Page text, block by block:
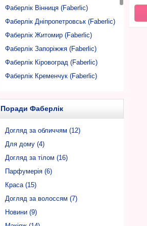
Фаберлік Вінниця (Faberlic)
Фаберлік Дніпропетровськ (Faberlic)
Фаберлік Житомир (Faberlic)
Фаберлік Запоріжжя (Faberlic)
Фаберлік Кіровоград (Faberlic)
Фаберлік Кременчук (Faberlic)
Фаберлік Миколаїв (Faberlic)
Фаберлік Нікополь (Faberlic)
Фаберлік Одеса (Faberlic)
Фаберлік Полтава (Faberlic)
Фаберлік Рівне (Faberlic)
Фаберлік Суми (Faberlic)
Фаберлік Тернопіль (Faberlic)
Поради Фаберлік
Догляд за обличчям (12)
Для дому (4)
Догляд за тілом (16)
Парфумерія (6)
Краса (15)
Догляд за волоссям (7)
Новини (9)